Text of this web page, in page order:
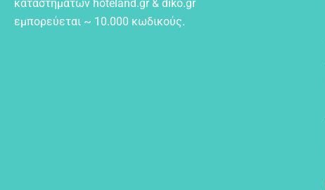
καταστημάτων hoteland.gr & diko.gr
εμπορεύεται ~ 10.000 κωδικούς.